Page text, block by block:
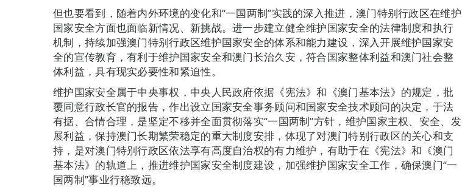
但也要看到，随着内外环境的变化和“一国两制”实践的深入推进，澳门特别行政区在维护
国家安全方面也面临新情况、新挑战。进一步建立健全维护国家安全的法律制度和执行
机制，持续加强澳门特别行政区维护国家安全的体系和能力建设，深入开展维护国家安
全的宣传教育，有利于维护国家安全和澳门长治久安，符合国家整体利益和澳门社会整
体利益，具有现实必要性和紧迫性。
维护国家安全属于中央事权，中央人民政府依据《宪法》和《澳门基本法》的规定，批
覆同意行政长官的报告，作出设立国家安全事务顾问和国家安全技术顾问的决定，于法
有据、合情合理，是坚定不移并全面贯彻落实“一国两制”方针，维护国家主权、安全、发
展利益，保持澳门长期繁荣稳定的重大制度安排，体现了对澳门特别行政区的关心和支
持，是对澳门特别行政区依法享有高度自治权的有力维护，有助于在《宪法》和《澳门
基本法》的轨道上，推进维护国家安全制度建设，加强维护国家安全工作，确保澳门“一
国两制”事业行稳致远。